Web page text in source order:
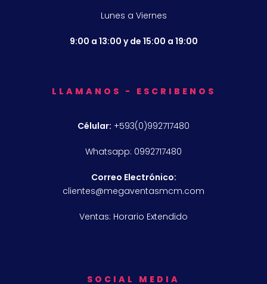
Lunes a Viernes
9:00 a 13:00 y de 15:00 a 19:00
LLAMANOS - ESCRIBENOS
Célular: +593(0)992717480
Whatsapp: 0992717480
Correo Electrónico:
clientes@megaventasmcm.com
Ventas: Horario Extendido
SOCIAL MEDIA